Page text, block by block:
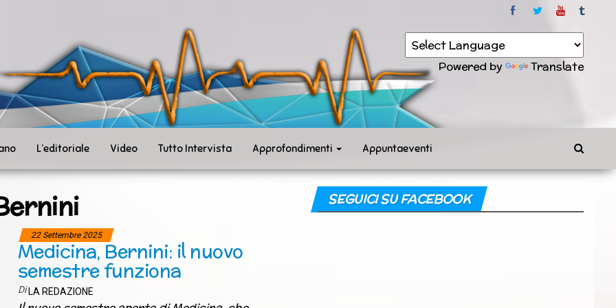
Powered by Translate
L’editoriale Video Tutto Intervista Approfondimenti Appuntaeventi
22 Settembre 2025
Medicina, Bernini: il nuovo
semestre funziona
Di LA REDAZIONE
SEGUICI SU FACEBOOK